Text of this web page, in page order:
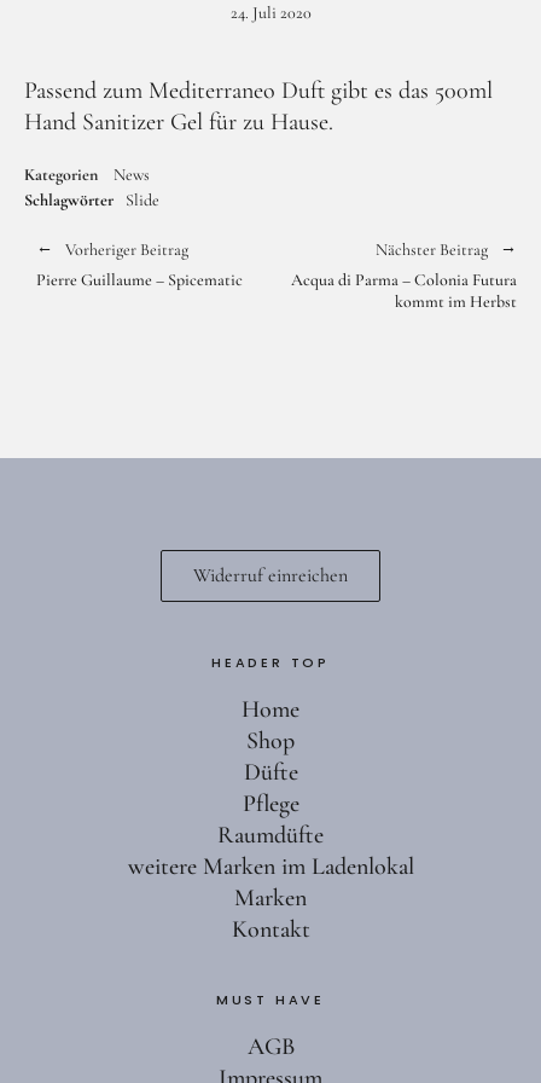
24. Juli 2020
Passend zum Mediterraneo Duft gibt es das 500ml
Hand Sanitizer Gel für zu Hause.
Kategorien
News
Schlagwörter
Slide
Vorheriger Beitrag
Pierre Guillaume – Spicematic
Nächster Beitrag
Acqua di Parma – Colonia Futura
kommt im Herbst
Widerruf einreichen
HEADER TOP
Home
Shop
Düfte
Pflege
Raumdüfte
weitere Marken im Ladenlokal
Marken
Kontakt
MUST HAVE
AGB